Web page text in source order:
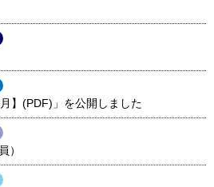
】(PDF)」を公開しました
）